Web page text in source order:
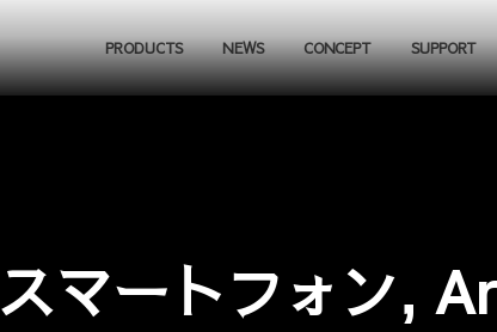
PRODUCTS NEWS CONCEPT SUPPORT
スマートフォン,